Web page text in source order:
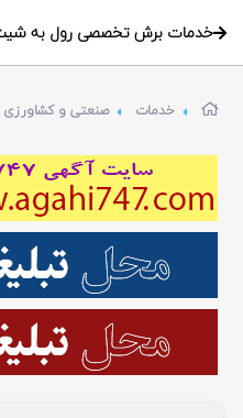
خدمات برش تخصصی رول به شیت
خدمات صنعتی و کشاورزی